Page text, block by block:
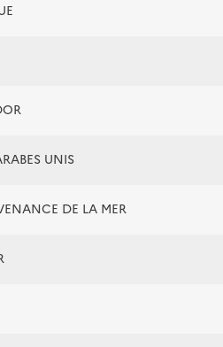
UNIS
DE LA MER